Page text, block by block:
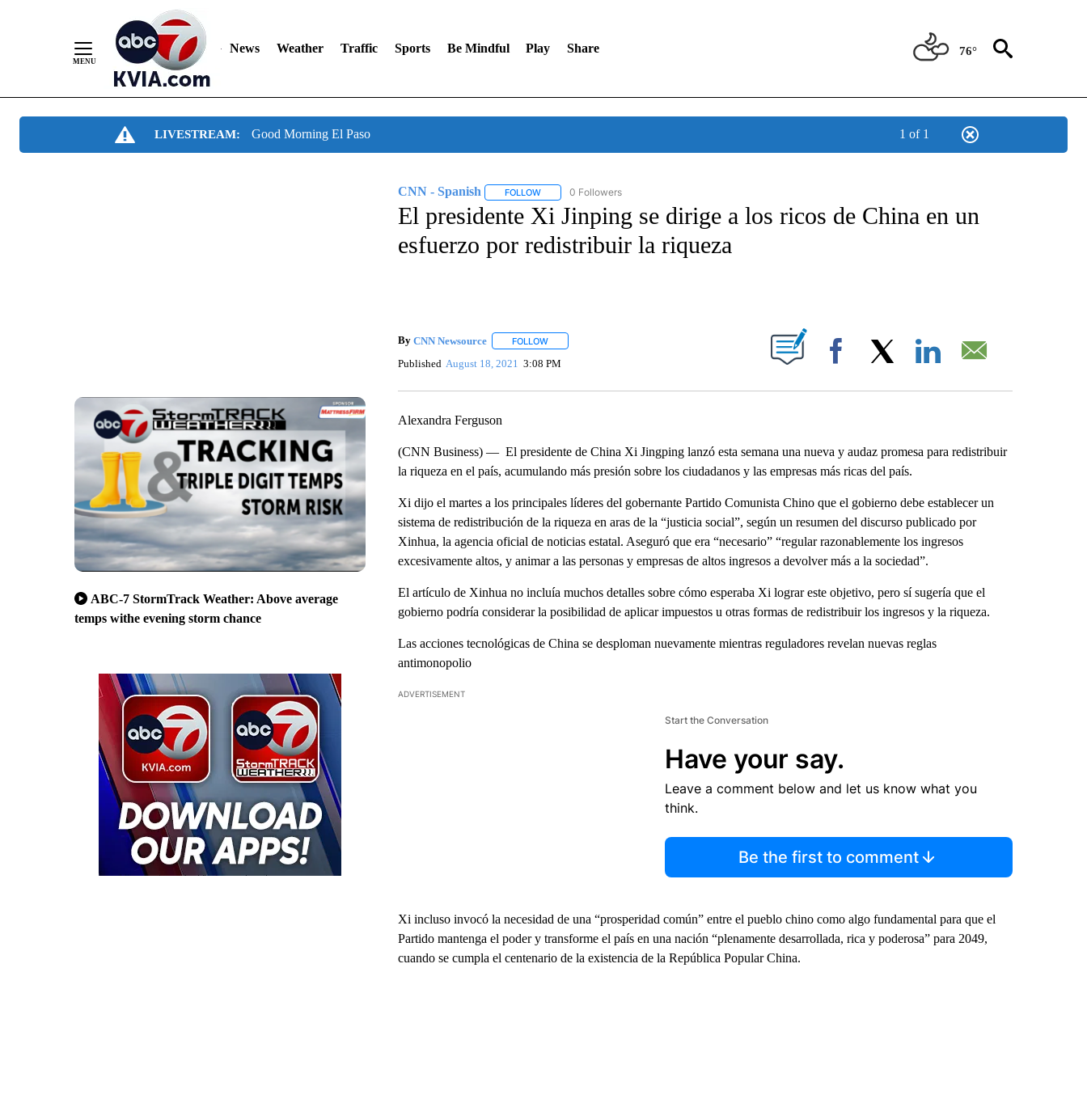
News Weather Traffic Sports Be Mindful Play Share 76°
LIVESTREAM: Good Morning El Paso 1 of 1
ABC-7 StormTrack Weather: Above average
temps withe evening storm chance
CNN - Spanish FOLLOWFOLLOW "CNN - SPANISH" TO RECEIVE NOTIFICATIONS ABOUT NEW PAGES ON "CNN - SPANISH".
0 Followers
El presidente Xi Jinping se dirige a los ricos de China en un
esfuerzo por redistribuir la riqueza
By CNN Newsource FOLLOWFOLLOW "" TO RECEIVE NOTIFICATIONS ABOUT NEW PAGES ON "".
Published August 18, 2021 3:08 PM Facebook
Alexandra Ferguson
(CNN Business) — El presidente de China Xi Jingping lanzó esta semana una nueva y audaz promesa para redistribuir
la riqueza en el país, acumulando más presión sobre los ciudadanos y las empresas más ricas del país.
Xi dijo el martes a los principales líderes del gobernante Partido Comunista Chino que el gobierno debe establecer un
sistema de redistribución de la riqueza en aras de la “justicia social”, según un resumen del discurso publicado por
Xinhua, la agencia oficial de noticias estatal. Aseguró que era “necesario” “regular razonablemente los ingresos
excesivamente altos, y animar a las personas y empresas de altos ingresos a devolver más a la sociedad”.
El artículo de Xinhua no incluía muchos detalles sobre cómo esperaba Xi lograr este objetivo, pero sí sugería que el
gobierno podría considerar la posibilidad de aplicar impuestos u otras formas de redistribuir los ingresos y la riqueza.
Las acciones tecnológicas de China se desploman nuevamente mientras reguladores revelan nuevas reglas
antimonopolio
ADVERTISEMENT
Start the Conversation
Have your say.
Leave a comment below and let us know what you
think.
Be the first to comment
Xi incluso invocó la necesidad de una “prosperidad común” entre el pueblo chino como algo fundamental para que el
Partido mantenga el poder y transforme el país en una nación “plenamente desarrollada, rica y poderosa” para 2049,
cuando se cumpla el centenario de la existencia de la República Popular China.